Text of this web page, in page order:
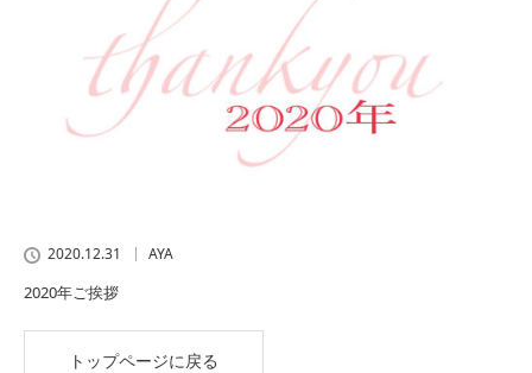
2020.12.31 AYA
2020年ご挨拶
トップページに戻る